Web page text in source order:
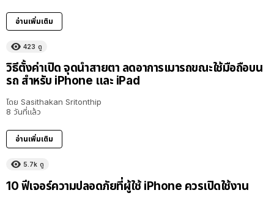
อ่านเพิ่มเติม
423 ดู
วิธีตั้งค่าเปิด จุดนำสายตา ลดอาการเมารถขณะใช้มือถือบน
รถ สำหรับ iPhone และ iPad
โดย Sasithakan Sritonthip
8 วันที่แล้ว
อ่านเพิ่มเติม
5.7k ดู
10 ฟีเจอร์ความปลอดภัยที่ผู้ใช้ iPhone ควรเปิดใช้งาน